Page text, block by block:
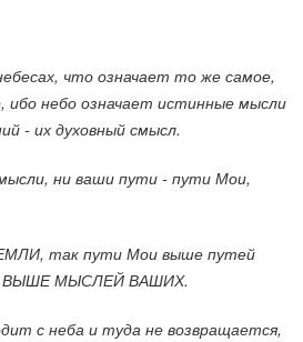
что означает то же самое,
ибо небо означает истинные мысли
- их духовный смысл.
ни ваши пути - пути Мои,
так пути Мои выше путей
МЫСЛЕЙ ВАШИХ.
с неба и туда не возвращается,